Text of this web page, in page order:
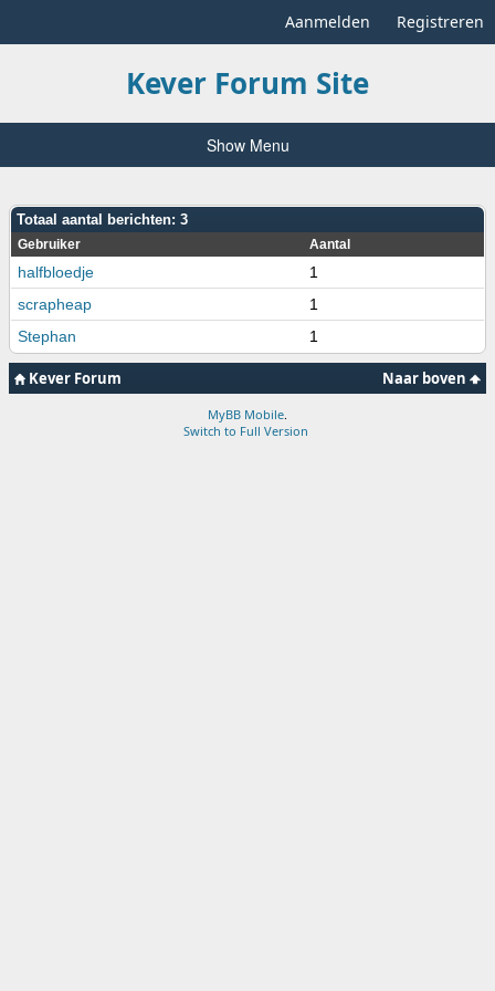
Aanmelden Registreren
Kever Forum Site
Show Menu
Totaal aantal berichten: 3
Gebruiker Aantal
halfbloedje
1
scrapheap
1
Stephan
1
Naar boven
Kever Forum
MyBB Mobile
Switch to Full Version